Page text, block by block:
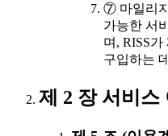
⑦ 마일리
가능한 서
며, RISS
구입하는
제 2 장 서비스